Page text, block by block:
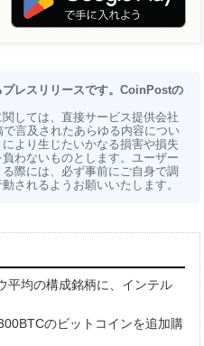
レスリリースです。CoinPostの
しては、直接サービス提供会社
言及されたあらゆる内容につい
より生じたいかなる損害や損失
わないものとします。ユーザー
際には、必ず事前にご自身で調
されるようお願いいたします。
平均の構成銘柄に、インテル
のビットコインを追加購